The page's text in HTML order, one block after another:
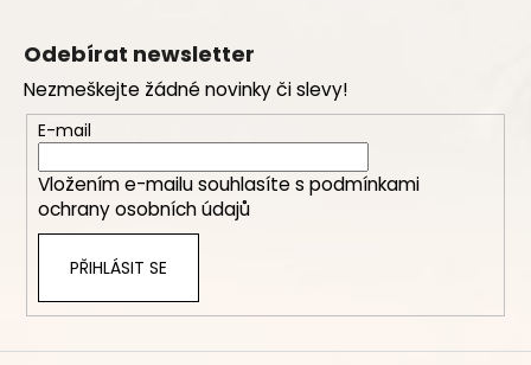
Z
Odebírat newsletter
Nezmeškejte žádné novinky či slevy!
E-mail
Vložením e-mailu souhlasíte s podmínkami
ochrany osobních údajů
PŘIHLÁSIT SE